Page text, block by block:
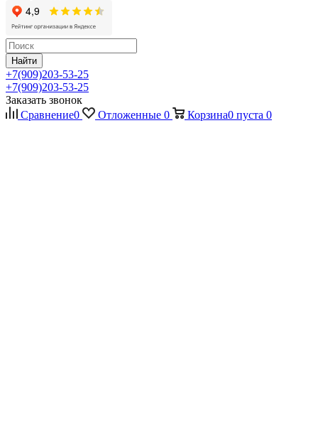
Найти
+7(909)203-53-25
+7(909)203-53-25
Заказать звонок
Сравнение0 Отложенные 0 Корзина0 пуста 0